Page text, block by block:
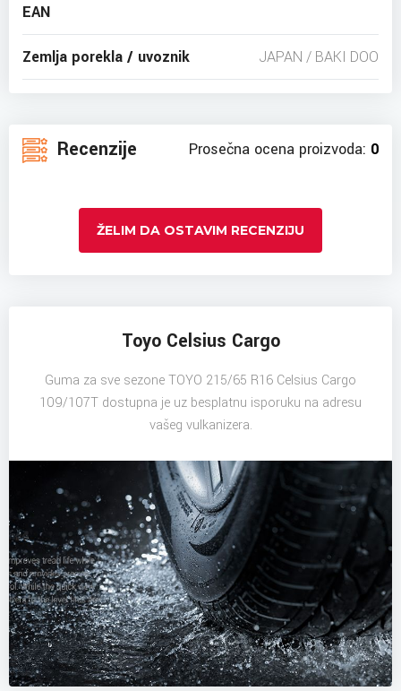
EAN
Zemlja porekla / uvoznik JAPAN / BAKI DOO
Recenzije Prosečna ocena proizvoda: 0
ŽELIM DA OSTAVIM RECENZIJU
Toyo Celsius Cargo
Guma za sve sezone TOYO 215/65 R16 Celsius Cargo
109/107T dostupna je uz besplatnu isporuku na adresu
vašeg vulkanizera.